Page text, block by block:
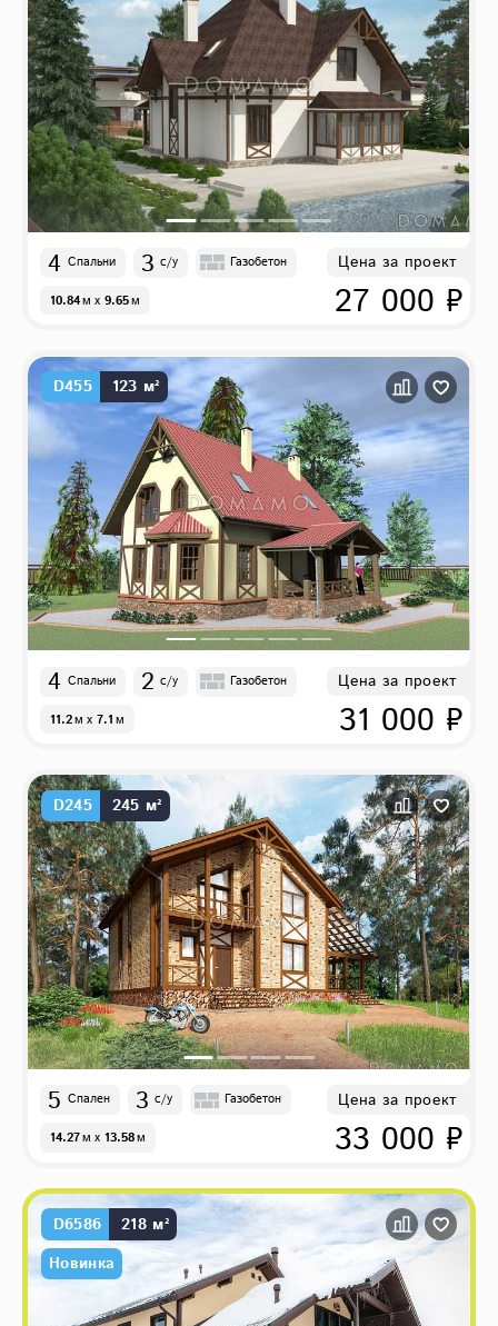
4 Спальни 3 с/у Газобетон
10.84м x 9.65м
Цена за проект
27 000 ₽
D455 123 м²
4 Спальни 2 с/у Газобетон
11.2м x 7.1м
Цена за проект
31 000 ₽
D245 245 м²
5 Спален 3 с/у Газобетон
14.27м x 13.58м
Цена за проект
33 000 ₽
D6586
218 м²
Новинка